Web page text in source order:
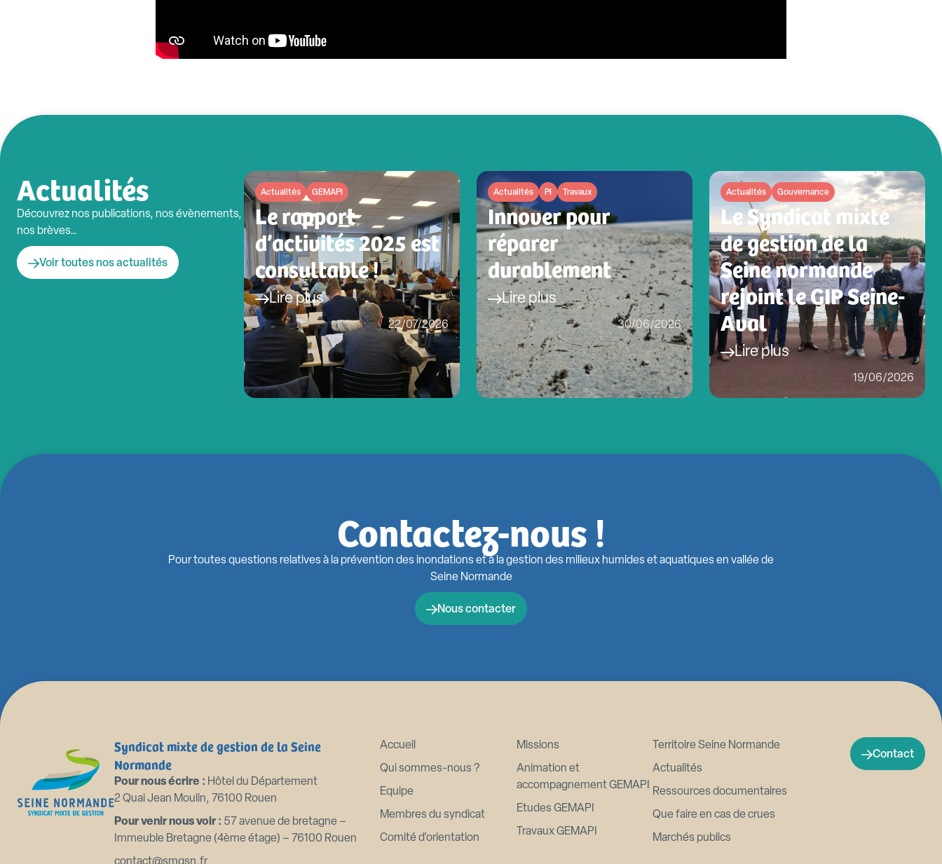
Actualités
Découvrez nos publications, nos évènements,
nos brèves…
Voir toutes nos actualités
Actualités GEMAPI
Le rapport
d’activités 2025 est
consultable !
Lire plus
22/07/2026
Actualités PI Travaux
Innover pour
réparer
durablement
Lire plus
30/06/2026
Actualités Gouvernance
Le Syndicat mixte
de gestion de la
Seine normande
rejoint le GIP Seine-
Aval
Lire plus
19/06/2026
Contactez-nous !
Pour toutes questions relatives à la prévention des inondations et à la gestion des milieux humides et aquatiques en vallée de
Seine Normande
Nous contacter
Syndicat mixte de gestion de la Seine
Normande
Pour nous écrire : Hôtel du Département
2 Quai Jean Moulin, 76100 Rouen
Pour venir nous voir : 57 avenue de bretagne –
Immeuble Bretagne (4ème étage) – 76100 Rouen
Accueil
Qui sommes-nous ?
Equipe
Membres du syndicat
Comité d’orientation
Missions
Animation et
accompagnement GEMAPI
Etudes GEMAPI
Travaux GEMAPI
Territoire Seine Normande
Actualités
Ressources documentaires
Que faire en cas de crues
Marchés publics
Contact